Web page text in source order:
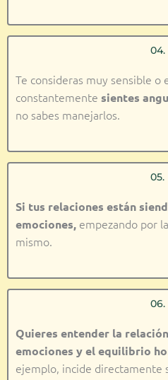
04.
Te consideras muy sensible o
constantemente sientes
no sabes manejarlos.
05.
Si tus relaciones están
emociones, empezando por
mismo.
06.
Quieres entender la
emociones y el equilibrio
ejemplo, incide directamente